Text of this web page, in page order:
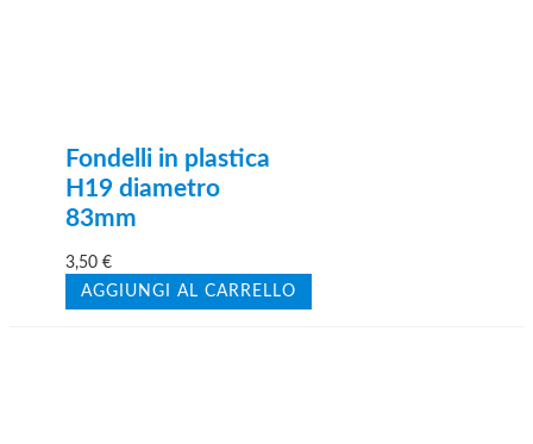
Fondelli in plastica
H19 diametro
83mm
3,50€
AGGIUNGI AL CARRELLO